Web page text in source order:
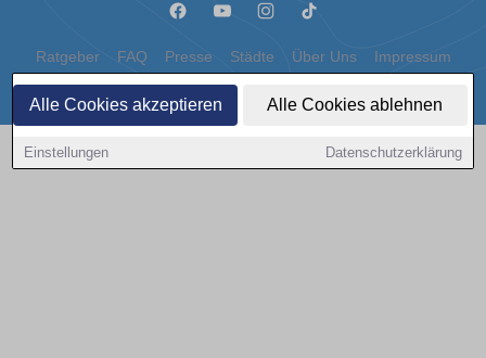
Alle Cookies akzeptieren Alle Cookies ablehnen
Einstellungen Datenschutzerklärung
Ratgeber FAQ Presse Städte Über Uns Impressum
Datenschutz Cookies
Copyright © 2000 - 2026 | 1A Infosysteme GmbH | Content by: 1a-sites-autos